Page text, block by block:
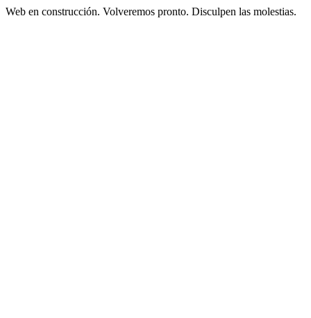
Web en construcción. Volveremos pronto. Disculpen las molestias.